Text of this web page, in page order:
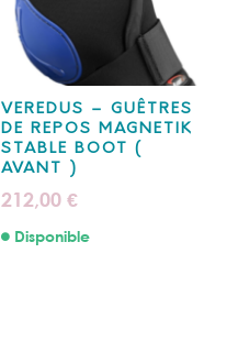
VEREDUS – GUÊTRES
DE REPOS MAGNETIK
STABLE BOOT (
AVANT )
212,00 €
Disponible